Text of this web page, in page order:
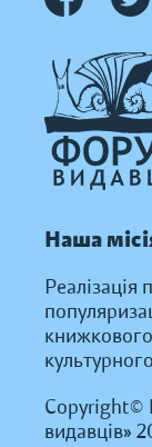
Наша
Реалізація
Copyright©
видавців»